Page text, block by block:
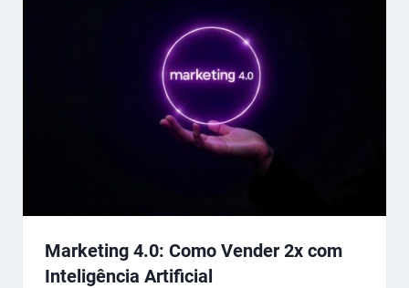
Marketing 4.0: Como Vender 2x com
Inteligência Artificial